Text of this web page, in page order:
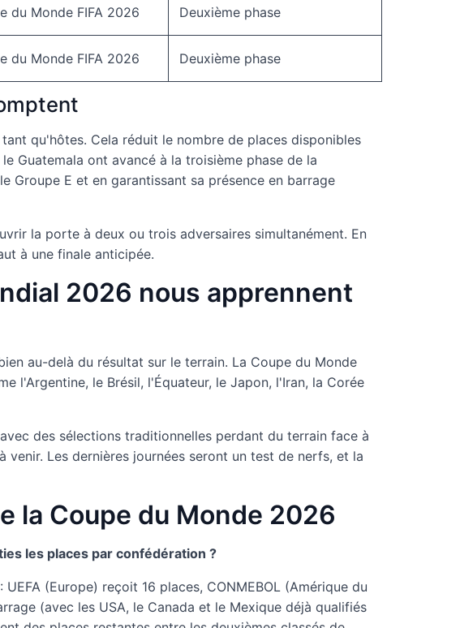
du Monde FIFA 2026 Deuxième phase
du Monde FIFA 2026 Deuxième phase
qu'hôtes. Cela réduit le nombre de places disponibles
Guatemala ont avancé à la troisième phase de la
Groupe E et en garantissant sa présence en barrage
la porte à deux ou trois adversaires simultanément. En
à une finale anticipée.
2026 nous apprennent
au-delà du résultat sur le terrain. La Coupe du Monde
l'Argentine, le Brésil, l'Équateur, le Japon, l'Iran, la Corée
des sélections traditionnelles perdant du terrain face à
venir. Les dernières journées seront un test de nerfs, et la
la Coupe du Monde 2026
les places par confédération ?
(Europe) reçoit 16 places, CONMEBOL (Amérique du
(avec les USA, le Canada et le Mexique déjà qualifiés